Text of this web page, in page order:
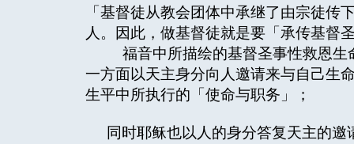
「基督徒从教会团体中承继了由宗徒
人。因此，做基督徒就是要「承传基督
福音中所描绘的基督圣事性救恩生
一方面以天主身分向人邀请来与自己生
生平中所执行的「使命与职务」；
同时耶稣也以人的身分答复天主的